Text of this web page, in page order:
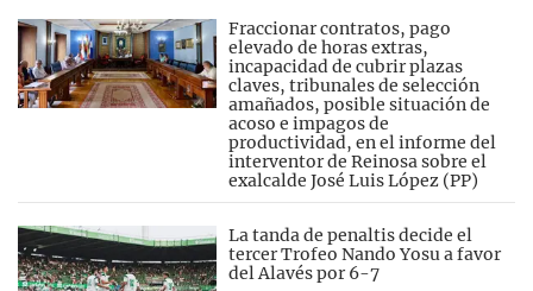
Fraccionar contratos, pago
elevado de horas extras,
incapacidad de cubrir plazas
claves, tribunales de selección
amañados, posible situación de
acoso e impagos de
productividad, en el informe del
interventor de Reinosa sobre el
exalcalde José Luis López (PP)
La tanda de penaltis decide el
tercer Trofeo Nando Yosu a favor
del Alavés por 6-7